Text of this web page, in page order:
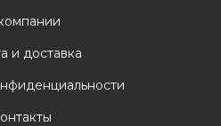
и доставка